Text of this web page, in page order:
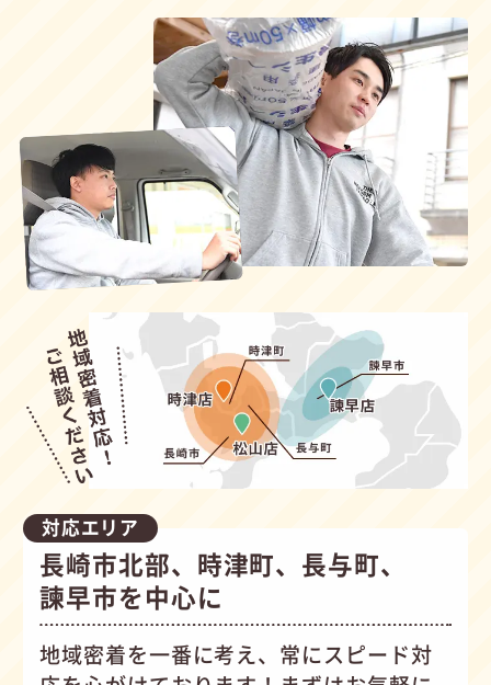
対応エリア
長崎市北部、時津町、長与町、
諫早市を中心に
地域密着を一番に考え、常にスピード対